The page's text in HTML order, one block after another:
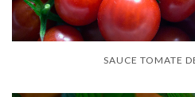
SAUCE TOMATE